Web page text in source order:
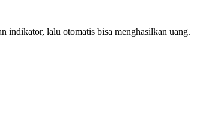
indikator, lalu otomatis bisa menghasilkan uang.